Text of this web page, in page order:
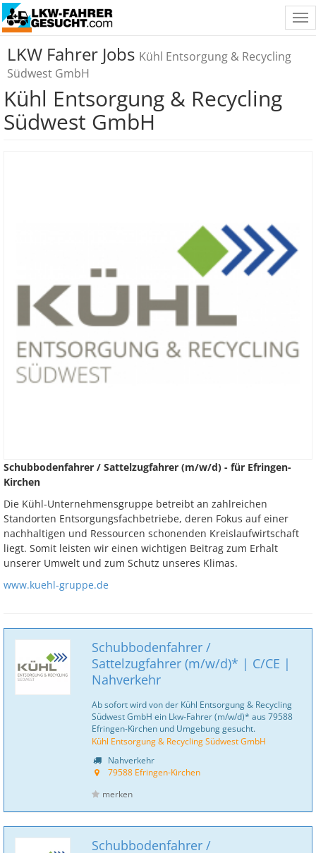
LKW Fahrer Jobs Kühl Entsorgung & Recycling
Südwest GmbH
Kühl Entsorgung & Recycling
Südwest GmbH
Schubbodenfahrer / Sattelzugfahrer (m/w/d) - für Efringen-
Kirchen
Die Kühl-Unternehmensgruppe betreibt an zahlreichen
Standorten Entsorgungsfachbetriebe, deren Fokus auf einer
nachhaltigen und Ressourcen schonenden Kreislaufwirtschaft
liegt. Somit leisten wir einen wichtigen Beitrag zum Erhalt
unserer Umwelt und zum Schutz unseres Klimas.
www.kuehl-gruppe.de
Schubbodenfahrer /
Sattelzugfahrer (m/w/d)* | C/CE |
Nahverkehr
Ab sofort wird von der Kühl Entsorgung & Recycling
Südwest GmbH ein Lkw-Fahrer (m/w/d)* aus 79588
Efringen-Kirchen und Umgebung gesucht.
Kühl Entsorgung & Recycling Südwest GmbH
Nahverkehr
79588 Efringen-Kirchen
merken
Schubbodenfahrer /